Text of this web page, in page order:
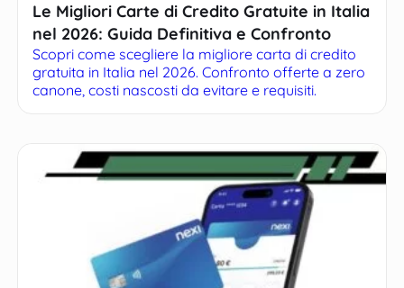
Le Migliori Carte di Credito Gratuite in Italia
nel 2026: Guida Definitiva e Confronto
Scopri come scegliere la migliore carta di credito
gratuita in Italia nel 2026. Confronto offerte a zero
canone, costi nascosti da evitare e requisiti.